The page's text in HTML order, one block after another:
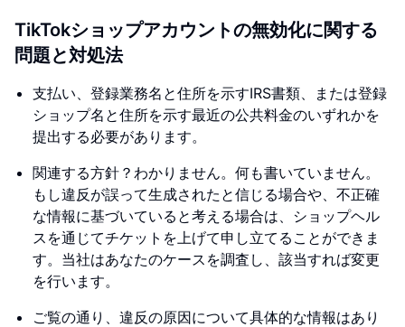
TikTokショップアカウントの無効化に関する
問題と対処法
支払い、登録業務名と住所を示すIRS書類、または登録
ショップ名と住所を示す最近の公共料金のいずれかを
提出する必要があります。
関連する方針？わかりません。何も書いていません。
もし違反が誤って生成されたと信じる場合や、不正確
な情報に基づいていると考える場合は、ショップヘル
スを通じてチケットを上げて申し立てることができま
す。当社はあなたのケースを調査し、該当すれば変更
を行います。
ご覧の通り、違反の原因について具体的な情報はあり